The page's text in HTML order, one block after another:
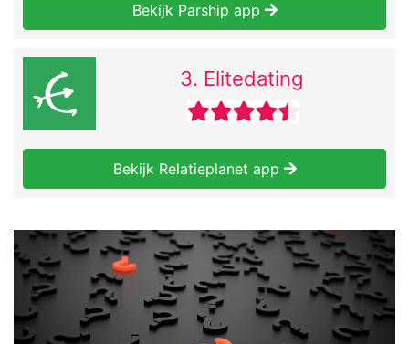
Bekijk Parship app
3. Elitedating
Bekijk Relatieplanet app